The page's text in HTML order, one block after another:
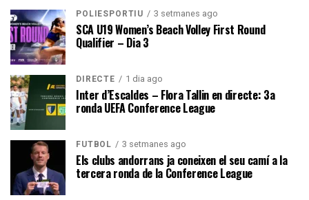
POLIESPORTIU 3 setmanes ago
SCA U19 Women’s Beach Volley First Round
Qualifier – Dia 3
DIRECTE 1 dia ago
Inter d’Escaldes – Flora Tallin en directe: 3a
ronda UEFA Conference League
FUTBOL 3 setmanes ago
Els clubs andorrans ja coneixen el seu camí a la
tercera ronda de la Conference League